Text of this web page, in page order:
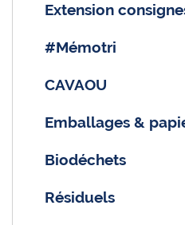
Extension
#Mémotri
CAVAOU
Emballages &
Biodéchets
Résiduels